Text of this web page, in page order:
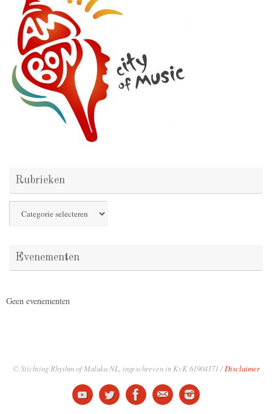
Rubrieken
Evenementen
Geen evenementen
© Stichting Rhythm of Maluku NL, ingeschreven in KvK 61904171 /Disclaimer